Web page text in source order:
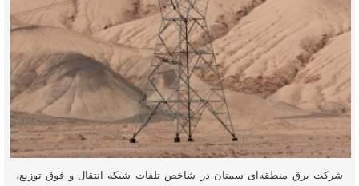
شرکت برق منطقه‌ای سمنان در شاخص تلفات شبکه انتقال و فوق توزیع،